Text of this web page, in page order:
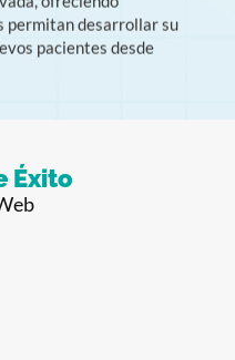
pacientes desde
Éxito